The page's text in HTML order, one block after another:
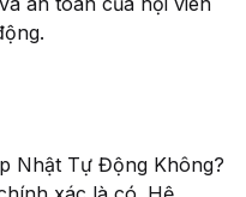
Nhật Tự Động Không?